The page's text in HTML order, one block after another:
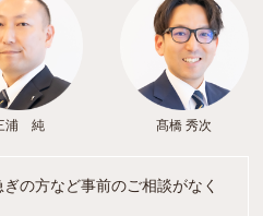
浦 純 髙橋 秀次
の方など事前のご相談がなく